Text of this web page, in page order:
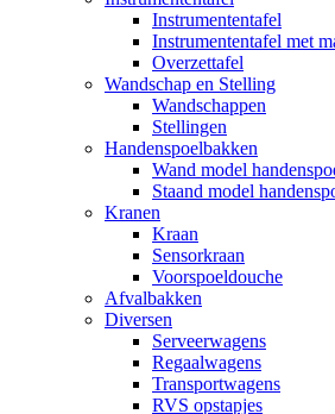
Instrumententafel
Instrumententafel met
Overzettafel
Wandschap en Stelling
Wandschappen
Stellingen
Handenspoelbakken
Wand model
Staand model
Kranen
Kraan
Sensorkraan
Voorspoeldouche
Afvalbakken
Diversen
Serveerwagens
Regaalwagens
Transportwagens
RVS opstapjes